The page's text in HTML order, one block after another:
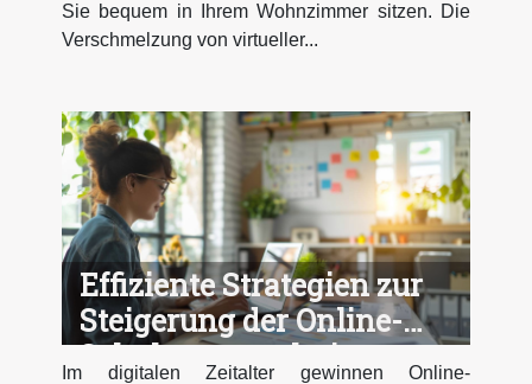
Sie bequem in Ihrem Wohnzimmer sitzen. Die
Verschmelzung von virtueller...
Effiziente Strategien zur
Steigerung der Online-
Schulungsergebnisse
Im digitalen Zeitalter gewinnen Online-